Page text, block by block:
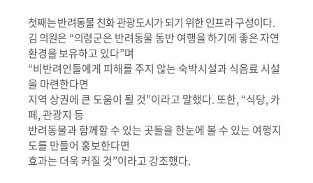
첫째는 반려동물 친화 관광도시가 되기 위한 인프라 구성이다.
김 의원은 “의령군은 반려동물 동반 여행을 하기에 좋은 자연
환경을 보유하고 있다”며
“비반려인들에게 피해를 주지 않는 숙박시설과 식음료 시설
을 마련한다면
지역 상권에 큰 도움이 될 것”이라고 말했다.또한, “식당, 카
페,관광지 등
반려동물과 함께할 수 있는 곳들을 한눈에 볼 수 있는 여행지
도를 만들어 홍보한다면
효과는 더욱 커질 것”이라고 강조했다.